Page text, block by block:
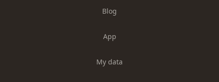
Blog
App
My data